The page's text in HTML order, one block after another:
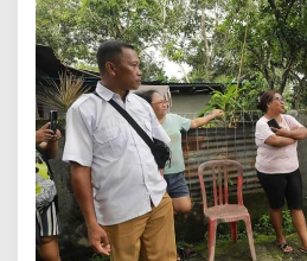
a
s
i
M
a
s
a
l
a
h
A
k